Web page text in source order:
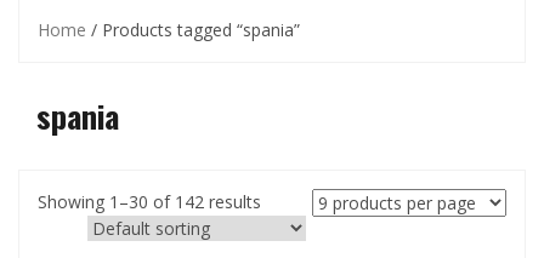
Home / Products tagged “spania”
spania
Showing 1–30 of 142 results